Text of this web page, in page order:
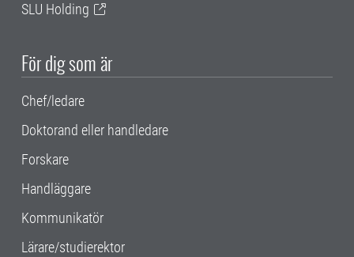
SLU Holding
För dig som är
Chef/ledare
Doktorand eller handledare
Forskare
Handläggare
Kommunikatör
Lärare/studierektor